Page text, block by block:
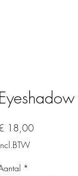
Eyeshadow
18,00Prijs
*